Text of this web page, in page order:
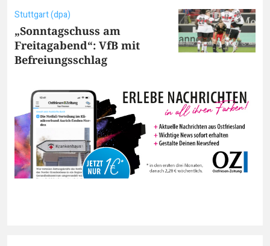
Stuttgart (dpa)
„Sonntagschuss am
Freitagabend“: VfB mit
Befreiungsschlag